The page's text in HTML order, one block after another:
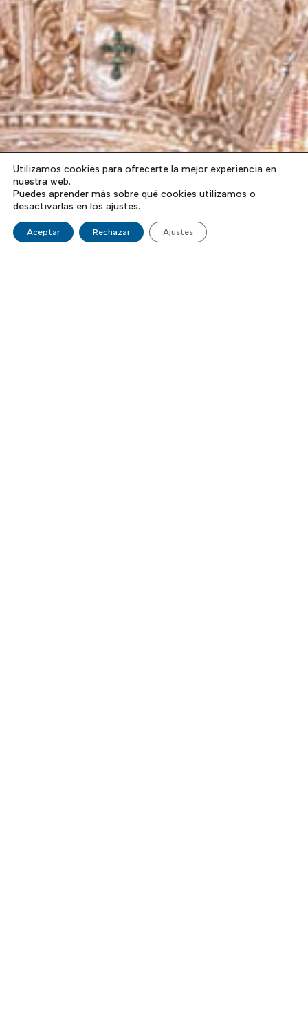
Utilizamos cookies para ofrecerte la mejor experiencia en
nuestra web.
Puedes aprender más sobre qué cookies utilizamos o
desactivarlas en los ajustes.
Aceptar Rechazar Ajustes